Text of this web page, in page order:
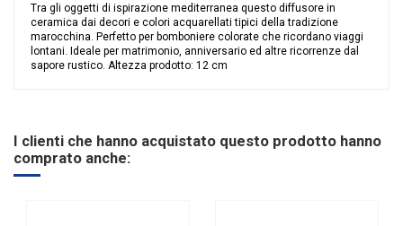
Tra gli oggetti di ispirazione mediterranea questo diffusore in
ceramica dai decori e colori acquarellati tipici della tradizione
marocchina. Perfetto per bomboniere colorate che ricordano viaggi
lontani. Ideale per matrimonio, anniversario ed altre ricorrenze dal
sapore rustico. Altezza prodotto: 12 cm
Riordinabile No
Categoria Prodotto
I clienti che hanno acquistato questo prodotto hanno
comprato anche: